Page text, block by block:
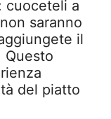
cuoceteli a
saranno
il
Questo
del piatto